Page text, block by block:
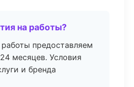
на работы?
предоставляем
месяцев. Условия
и бренда